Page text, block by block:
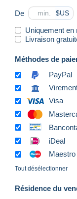
De $US
Uniquement en
Livraison
Méthodes de
PayPal
Visa
iDeal
Maestro
Tout désélectionner
Résidence du